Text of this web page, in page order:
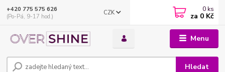
Menu
CZK
Hledat
+420 775 575 626
(Po-Pá, 9-17 hod.)
0 ks
za 0 Kč